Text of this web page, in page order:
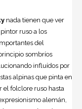
nada tienen que ver
ruso a los
del
sombríos
influídos por
alpinas que pinta en
el folclore ruso hasta
alemán,